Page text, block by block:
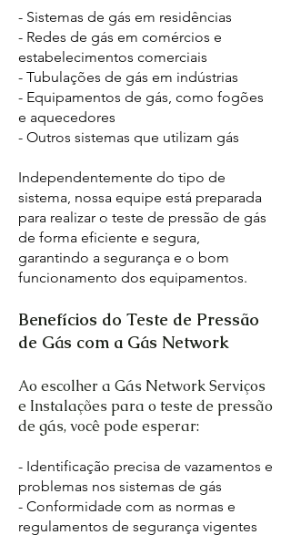
- Sistemas de gás em residências
- Redes de gás em comércios e
estabelecimentos comerciais
- Tubulações de gás em indústrias
- Equipamentos de gás, como fogões
e aquecedores
- Outros sistemas que utilizam gás
Independentemente do tipo de
sistema, nossa equipe está preparada
para realizar o teste de pressão de gás
de forma eficiente e segura,
garantindo a segurança e o bom
funcionamento dos equipamentos.
Benefícios do Teste de Pressão
de Gás com a Gás Network
Ao escolher a Gás Network Serviços
e Instalações para o teste de pressão
de gás, você pode esperar:
- Identificação precisa de vazamentos e
problemas nos sistemas de gás
- Conformidade com as normas e
regulamentos de segurança vigentes